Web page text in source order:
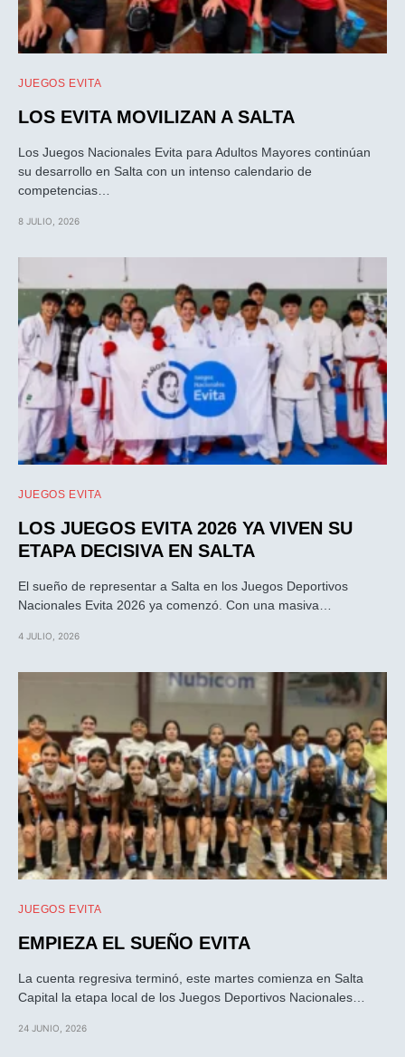
JUEGOS EVITA
LOS EVITA MOVILIZAN A SALTA
Los Juegos Nacionales Evita para Adultos Mayores continúan
su desarrollo en Salta con un intenso calendario de
competencias…
8 JULIO, 2026
JUEGOS EVITA
LOS JUEGOS EVITA 2026 YA VIVEN SU
ETAPA DECISIVA EN SALTA
El sueño de representar a Salta en los Juegos Deportivos
Nacionales Evita 2026 ya comenzó. Con una masiva…
4 JULIO, 2026
JUEGOS EVITA
EMPIEZA EL SUEÑO EVITA
La cuenta regresiva terminó, este martes comienza en Salta
Capital la etapa local de los Juegos Deportivos Nacionales…
24 JUNIO, 2026